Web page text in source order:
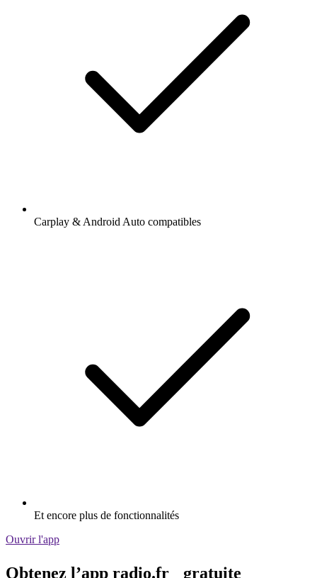
Carplay & Android Auto compatibles
Et encore plus de fonctionnalités
Ouvrir l'app
Obtenez l’app radio.fr gratuite